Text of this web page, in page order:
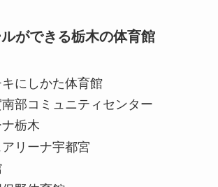
ができる栃木の体育館
にしかた体育館
部コミュニティセンター
栃木
リーナ宇都宮